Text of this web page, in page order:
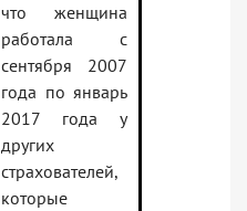
что женщина
работала с
сентября 2007
года по январь
2017 года у
других
страхователей,
которые